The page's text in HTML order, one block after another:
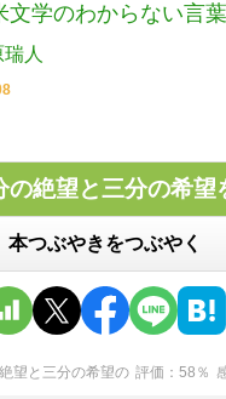
文学のわからない言
人
の絶望と三分の希望
本つぶやきをつぶやく
望と三分の希望の 評価 58 ％